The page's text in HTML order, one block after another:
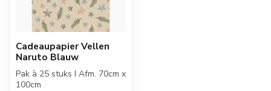
Cadeaupapier Vellen
Naruto Blauw
Pak à 25 stuks I Afm. 70cm x
100cm